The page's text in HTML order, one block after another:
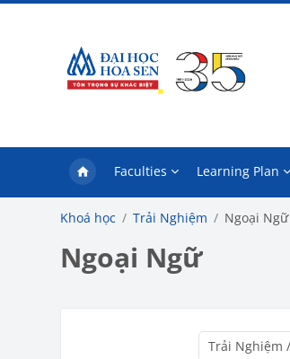
Faculties Learning Plan
Khoá học Trải Nghiệm Ngoại Ngữ
Ngoại Ngữ